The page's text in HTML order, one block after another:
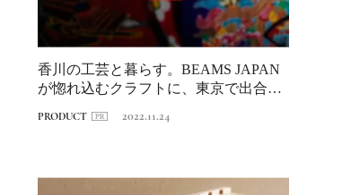
香川の工芸と暮らす。BEAMS JAPAN
が惚れ込むクラフトに、東京で出合え
PRODUCT 2022.11.24